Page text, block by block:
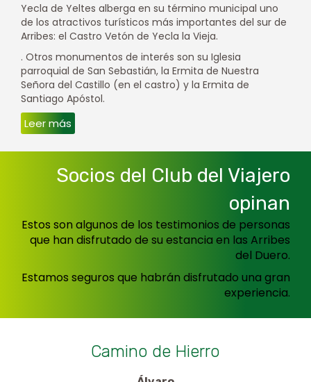
Yecla de Yeltes alberga en su término municipal uno
de los atractivos turísticos más importantes del sur de
Arribes: el Castro Vetón de Yecla la Vieja.
. Otros monumentos de interés son su Iglesia
parroquial de San Sebastián, la Ermita de Nuestra
Señora del Castillo (en el castro) y la Ermita de
Santiago Apóstol.
Leer más
Socios del Club del Viajero
opinan
Estos son algunos de los testimonios de personas
que han disfrutado de su estancia en las Arribes
del Duero.
Estamos seguros que habrán disfrutado una gran
experiencia.
Camino de Hierro